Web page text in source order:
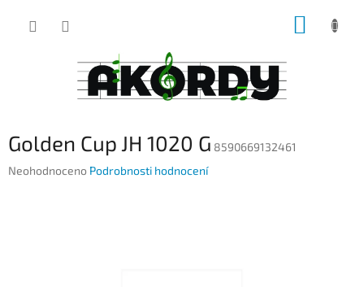
Golden Cup JH 1020 G 8590669132461
Průměrné
Neohodnoceno Podrobnosti hodnocení